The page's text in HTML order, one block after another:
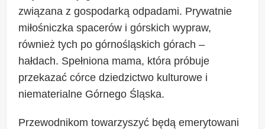
związana z gospodarką odpadami. Prywatnie
miłośniczka spacerów i górskich wypraw,
również tych po górnośląskich górach –
hałdach. Spełniona mama, która próbuje
przekazać córce dziedzictwo kulturowe i
niematerialne Górnego Śląska.
Przewodnikom towarzyszyć będą emerytowani